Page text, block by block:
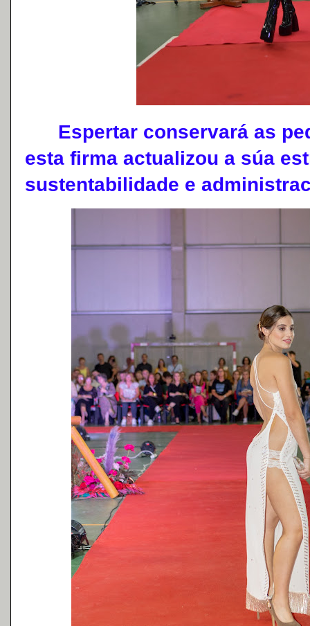
Espertar conservará as
esta firma actualizou a súa
sustentabilidade e